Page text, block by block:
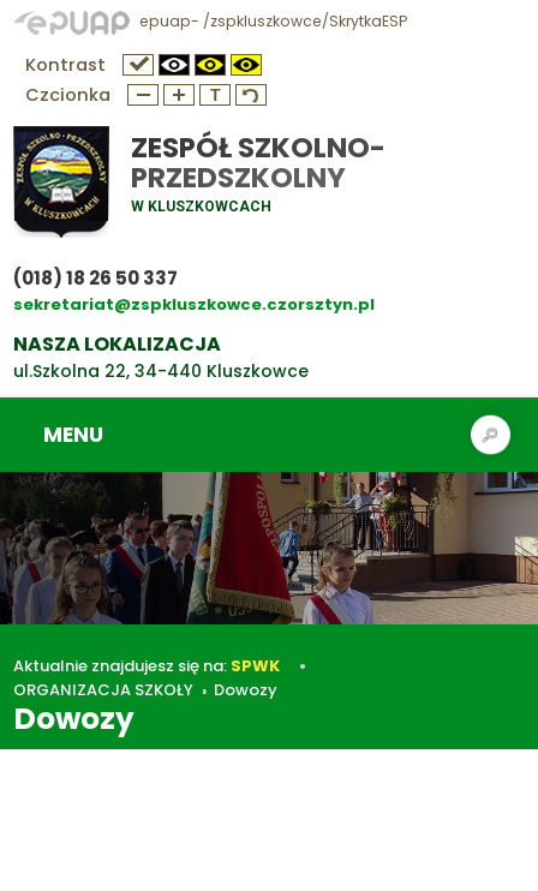
epuap- /zspkluszkowce/SkrytkaESP
Kontrast
Czcionka
ZESPÓŁ SZKOLNO-
PRZEDSZKOLNY
W KLUSZKOWCACH
(018) 18 26 50 337
sekretariat@zspkluszkowce.czorsztyn.pl
NASZA LOKALIZACJA
ul.Szkolna 22, 34-440 Kluszkowce
Aktualnie znajdujesz się na: SPWK
ORGANIZACJA SZKOŁY
Dowozy
Dowozy
MENU